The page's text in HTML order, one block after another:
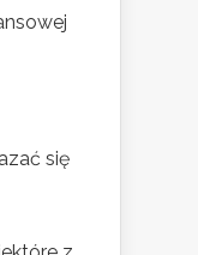
się